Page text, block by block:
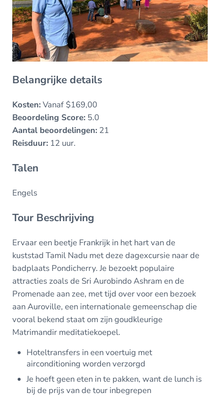
Belangrijke details
Kosten:Vanaf $169,00
Beoordeling Score:5.0
Aantal beoordelingen:21
Reisduur:12 uur.
Talen
Engels
Tour Beschrijving
Ervaar een beetje Frankrijk in het hart van de
kuststad Tamil Nadu met deze dagexcursie naar de
badplaats Pondicherry. Je bezoekt populaire
attracties zoals de Sri Aurobindo Ashram en de
Promenade aan zee, met tijd over voor een bezoek
aan Auroville, een internationale gemeenschap die
vooral bekend staat om zijn goudkleurige
Matrimandir meditatiekoepel.
Hoteltransfers in een voertuig met
airconditioning worden verzorgd
Je hoeft geen eten in te pakken, want de lunch is
bij de prijs van de tour inbegrepen